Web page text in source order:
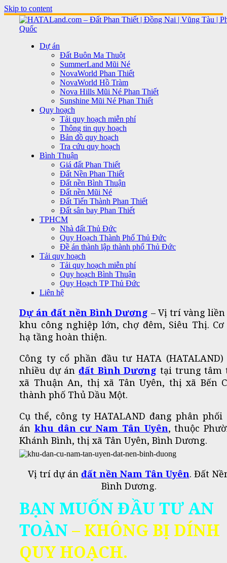
Skip to content
Dự án
Đất Buôn Ma Thuột
SummerLand Mũi Né
NovaWorld Phan Thiết
NovaWorld Hồ Tràm
Nova Hills Mũi Né Phan Thiết
Sunshine Mũi Né Phan Thiết
Quy hoạch
Tải quy hoạch miễn phí
Thông tin quy hoạch
Bản đồ quy hoạch
Tra cứu quy hoạch
Bình Thuận
Giá đất Phan Thiết
Đất Nền Phan Thiết
Đất nền Bình Thuận
Đất nền Mũi Né
Đất Tiến Thành Phan Thiết
Đất sân bay Phan Thiết
TPHCM
Nhà đất Thủ Đức
Quy Hoạch Thành Phố Thủ Đức
Đề án thành lập thành phố Thủ Đức
Tải quy hoạch
Tải quy hoạch miễn phí
Quy hoạch Bình Thuận
Quy Hoạch TP Thủ Đức
Liên hệ
Dự án đất nền Bình Dương – Vị trí vàng liền
khu công nghiệp lớn, chợ đêm, Siêu Thị. Cơ
hạ tầng hoàn thiện.
Công ty cổ phần đầu tư HATA (HATALAND)
nhiều dự án đất Bình Dương tại trung tâm
xã Thuận An, thị xã Tân Uyên, thị xã Bến
thành phố Thủ Dầu Một.
Cụ thể, công ty HATALAND đang phân phối
án khu dân cư Nam Tân Uyên, thuộc
Khánh Bình, thị xã Tân Uyên, Bình Dương.
Vị trí dự án đất nền Nam Tân Uyên. Đất
Bình Dương.
BẠN MUỐN ĐẦU TƯ AN
TOÀN – KHÔNG BỊ DÍNH
QUY HOẠCH.